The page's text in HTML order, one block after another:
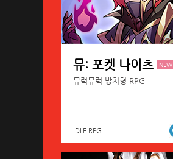
뮤: 포켓 나이츠 NEW
뮤럭뮤럭 방치형 RPG
IDLE RPG